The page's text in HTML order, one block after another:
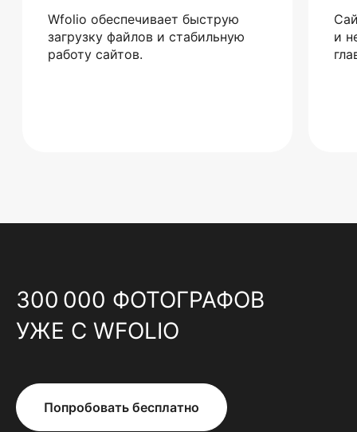
Wfolio обеспечивает быструю
загрузку файлов и стабильную
работу сайтов.
и
300 000 ФОТОГРАФОВ
УЖЕ С WFOLIO
Попробовать бесплатно